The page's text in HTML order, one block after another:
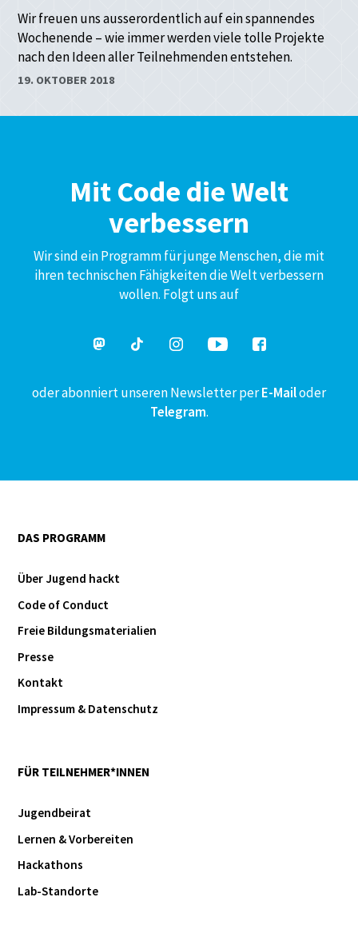
Wir freuen uns ausserordentlich auf ein spannendes
Wochenende – wie immer werden viele tolle Projekte
nach den Ideen aller Teilnehmenden entstehen.
19. OKTOBER 2018
Mit Code die Welt
verbessern
Wir sind ein Programm für junge Menschen, die mit
ihren technischen Fähigkeiten die Welt verbessern
wollen. Folgt uns auf
oder abonniert unseren Newsletter perE-Mailoder
Telegram.
DAS PROGRAMM
Über Jugend hackt
Code of Conduct
Freie Bildungsmaterialien
Presse
Kontakt
Impressum & Datenschutz
FÜR TEILNEHMER*INNEN
Jugendbeirat
Lernen & Vorbereiten
Hackathons
Lab-Standorte